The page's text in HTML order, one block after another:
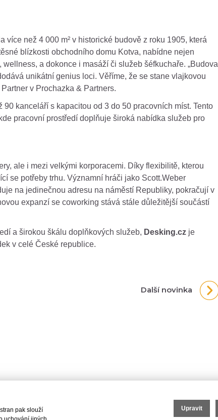
než 4 000 m² v historické budově z roku 1905, která
blízkosti obchodního domu Kotva, nabídne nejen
a dokonce i masáží či služeb šéfkuchaře. „Budova
unikátní genius loci. Věříme, že se stane vlajkovou
v Prochazka & Partners.
kanceláří s kapacitou od 3 do 50 pracovních míst. Tento
pracovní prostředí doplňuje široká nabídka služeb pro
ale i mezi velkými korporacemi. Díky flexibilitě, kterou
se potřeby trhu. Významní hráči jako Scott.Weber
na jedinečnou adresu na náměstí Republiky, pokračují v
expanzí se coworking stává stále důležitější součástí
a širokou škálu doplňkových služeb, Desking.cz je
v celé České republice.
Další novinka
pak slouží
Upravit